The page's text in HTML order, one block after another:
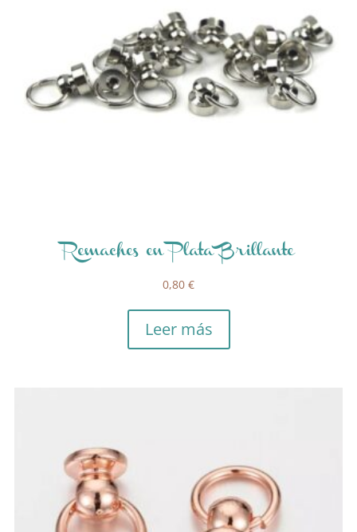
Remaches en Plata Brillante
0,80 €
Leer más